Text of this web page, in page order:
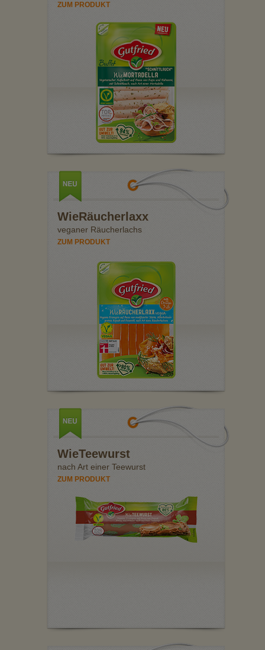
ZUM PRODUKT
WieRäucherlaxx
veganer Räucherlachs
ZUM PRODUKT
WieTeewurst
nach Art einer Teewurst
ZUM PRODUKT